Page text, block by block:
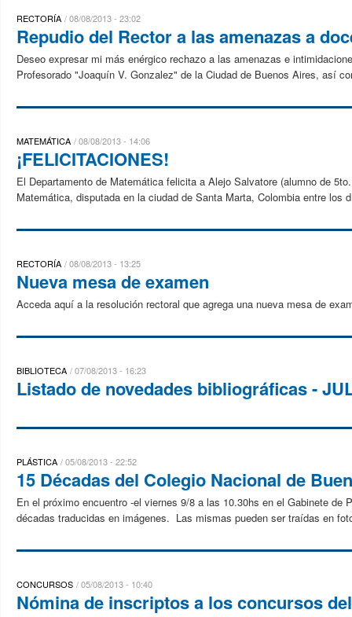
RECTORÍA 08/08/2013 - 23:02
Repudio del Rector a las amenazas a
Deseo expresar mi más enérgico rechazo a las amenazas e
Profesorado "Joaquín V. Gonzalez" de la Ciudad de Buenos Aires, así
MATEMÁTICA 08/08/2013 - 14:06
¡FELICITACIONES!
El Departamento de Matemática felicita a Alejo Salvatore (alumno de
Matemática, disputada en la ciudad de Santa Marta, Colombia entre los
RECTORÍA 08/08/2013 - 13:25
Nueva mesa de examen
Acceda aquí a la resolución rectoral que agrega una nueva mesa de
BIBLIOTECA 07/08/2013 - 16:23
Listado de novedades bibliográficas -
PLÁSTICA 05/08/2013 - 22:52
15 Décadas del Colegio Nacional de
En el próximo encuentro -el viernes 9/8 a las 10.30hs en el Gabinete
décadas traducidas en imágenes. Las mismas pueden ser traídas en
CONCURSOS 05/08/2013 - 10:40
Nómina de inscriptos a los concursos